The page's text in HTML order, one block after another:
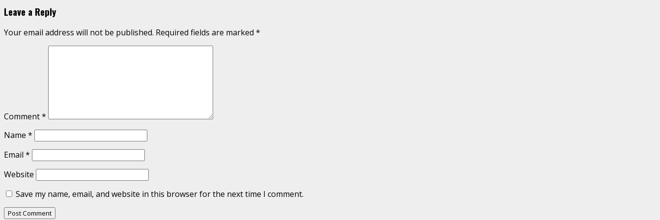
Leave a Reply
Your email address will not be published. Required fields are marked *
Comment*
Name *
Email *
Website
Save my name, email, and website in this browser for the next time I comment.